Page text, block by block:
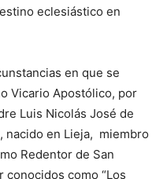
eclesiástico en
en que se
Vicario Apostólico, por
Luis Nicolás José de
nacido en Lieja, miembro
Reden­tor de San
como “Los